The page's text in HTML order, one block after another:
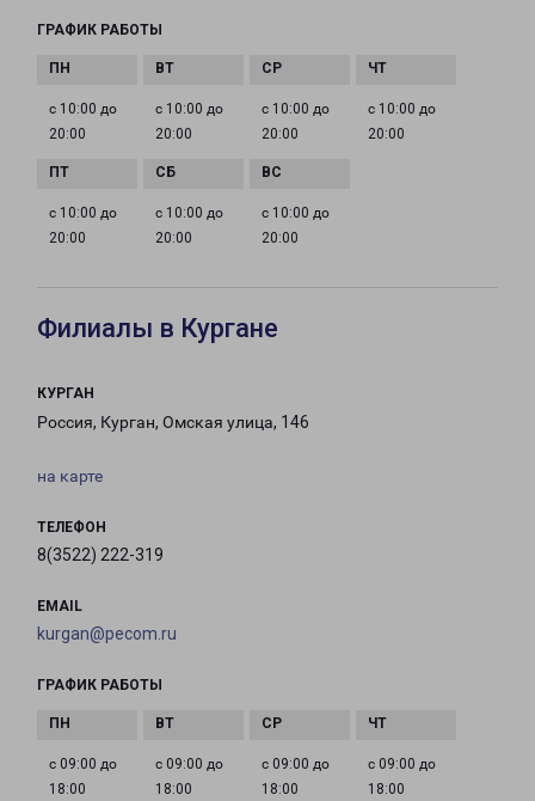
ГРАФИК РАБОТЫ
с 10:00 до
20:00
с 10:00 до
20:00
с 10:00 до
20:00
с 10:00 до
20:00
с 10:00 до
20:00
с 10:00 до
20:00
с 10:00 до
20:00
Филиалы в Кургане
КУРГАН
Россия, Курган, Омская улица, 146
на карте
ТЕЛЕФОН
8(3522) 222-319
EMAIL
kurgan@pecom.ru
ГРАФИК РАБОТЫ
с 09:00 до
18:00
с 09:00 до
18:00
с 09:00 до
18:00
с 09:00 до
18:00